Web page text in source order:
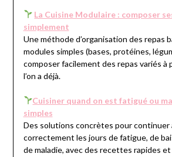
La Cuisine Modulaire : composer
simplement
Une méthode d’organisation des repas
modules simples (bases, protéines,
composer facilement des repas variés à
l’on a déjà.
Cuisiner quand on est fatigué ou
simples
Des solutions concrètes pour continuer
correctement les jours de fatigue, de
de maladie, avec des recettes rapides